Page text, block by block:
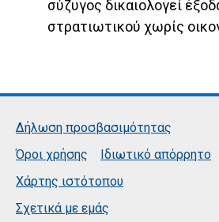
σύζυγος δικαιολογεί
στρατιωτικού χωρίς
Δήλωση προσβασιμότητας
Όροι χρήσης
Ιδιωτικό απόρρητο
Χάρτης ιστότοπου
Σχετικά με εμάς